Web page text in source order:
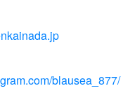
blausea_877/